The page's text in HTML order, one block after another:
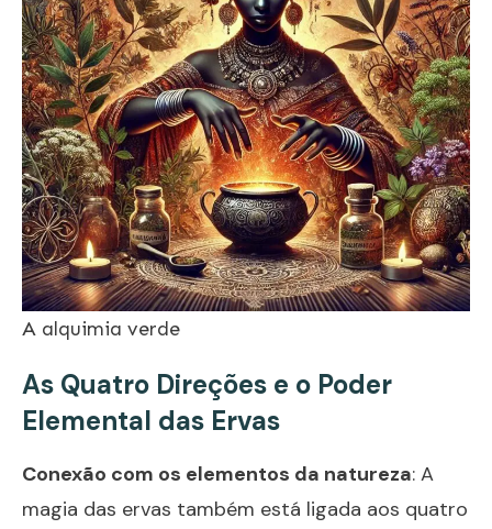
A alquimia verde
As Quatro Direções e o Poder
Elemental das Ervas
Conexão com os elementos da natureza: A
magia das ervas também está ligada aos quatro